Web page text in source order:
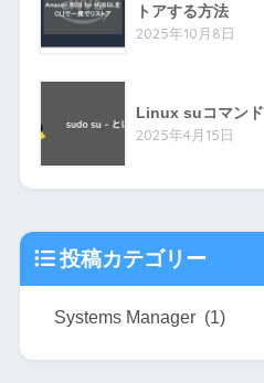
トアする方法
2025年10月8日
Linux suコマンド
2025年4月15日
投稿カテゴリー